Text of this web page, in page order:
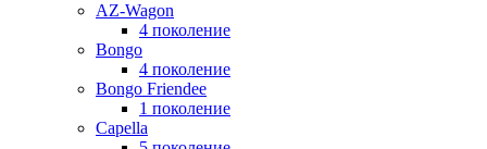
AZ-Wagon
4 поколение
Bongo
4 поколение
Bongo Friendee
1 поколение
Capella